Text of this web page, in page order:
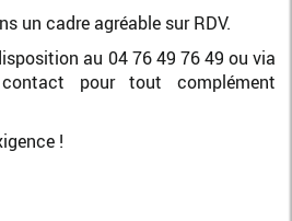
un cadre agréable sur RDV.
au 04 76 49 76 49 ou via
pour tout complément
!